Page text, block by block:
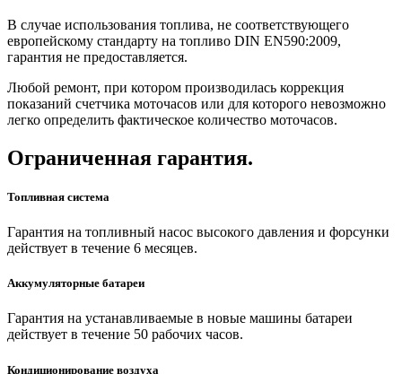
В случае использования топлива, не соответствующего
европейскому стандарту на топливо DIN EN590:2009,
гарантия не предоставляется.
Любой ремонт, при котором производилась коррекция
показаний счетчика моточасов или для которого невозможно
легко определить фактическое количество моточасов.
Ограниченная гарантия.
Топливная система
Гарантия на топливный насос высокого давления и форсунки
действует в течение 6 месяцев.
Аккумуляторные батареи
Гарантия на устанавливаемые в новые машины батареи
действует в течение 50 рабочих часов.
Кондиционирование воздуха